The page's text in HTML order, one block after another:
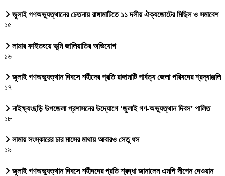
জুলাই গণঅভ্যুত্থানের চেতনায় রাঙ্গামাটিতে ১১ দলীয় ঐক্যজোটের মিছিল ও সমাবেশ
১৫
লামার ফাইতংয়ে ভূমি জালিয়াতির অভিযোগ
১৬
জুলাই গণঅভ্যুত্থান দিবসে শহীদের প্রতি রাঙ্গামাটি পার্বত্য জেলা পরিষদের শ্রদ্ধাঞ্জলি
১৭
নাইক্ষ্যংছড়ি উপজেলা প্রশাসনের উদ্যোগে ‘জুলাই গণ-অভ্যুত্থান দিবস’ পালিত
১৮
লামায় সংস্কারের চার মাসের মাথায় আবারও সেতু ধস
১৯
জুলাই গণঅভ্যুত্থান দিবসে শহীদদের প্রতি শ্রদ্ধা জানালেন এমপি দীপেন দেওয়ান